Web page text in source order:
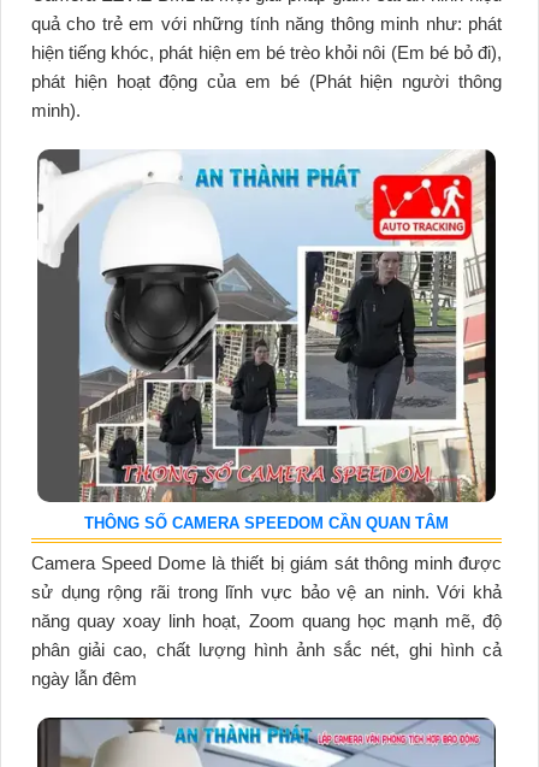
quả cho trẻ em với những tính năng thông minh như: phát
hiện tiếng khóc, phát hiện em bé trèo khỏi nôi (Em bé bỏ đi),
phát hiện hoạt động của em bé (Phát hiện người thông
minh).
THÔNG SỐ CAMERA SPEEDOM CẦN QUAN TÂM
Camera Speed Dome là thiết bị giám sát thông minh được
sử dụng rộng rãi trong lĩnh vực bảo vệ an ninh. Với khả
năng quay xoay linh hoạt, Zoom quang học mạnh mẽ, độ
phân giải cao, chất lượng hình ảnh sắc nét, ghi hình cả
ngày lẫn đêm